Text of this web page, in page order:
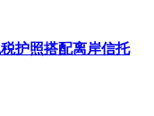
护照搭配离岸信托